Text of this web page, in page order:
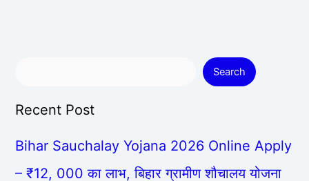
Search
Recent Post
Bihar Sauchalay Yojana 2026 Online Apply
– ₹12, 000 का लाभ, बिहार ग्रामीण शौचालय योजना